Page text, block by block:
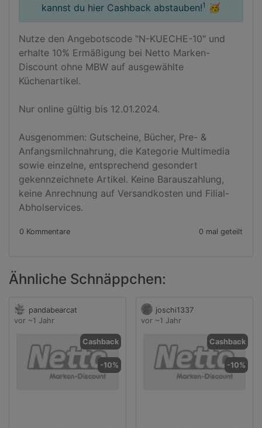
kannst du hier Cashback abstauben!1 🥳
Nutze den Angebotscode "N-KUECHE-10" und
erhalte 10% Ermäßigung bei Netto Marken-
Discount ohne MBW auf ausgewählte
Küchenartikel.
Nur online gültig bis 12.01.2024.
Ausgenommen: Gutscheine, Bücher, Pre- &
Anfangsmilchnahrung, die Kategorie Multimedia
sowie einzelne, entsprechend gesondert
gekennzeichnete Artikel. Keine Barauszahlung,
keine Anrechnung auf Versandkosten und Filial-
Abholservices.
0 Kommentare 0 mal geteilt
Ähnliche Schnäppchen:
pandabearcat
vor ~1 Jahr
Cashback
-10%
joschi1337
vor ~1 Jahr
Cashback
-10%